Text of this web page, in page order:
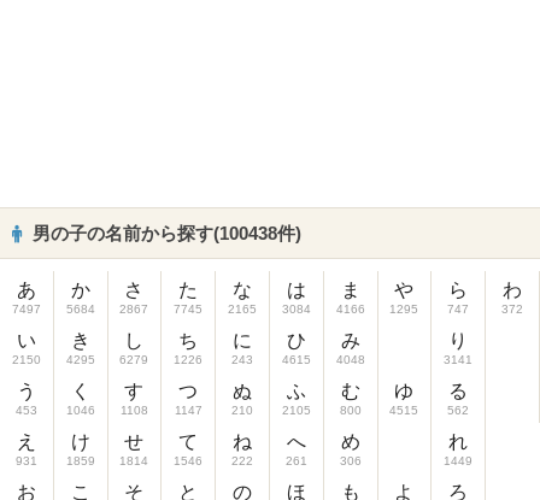
男の子の名前から探す(100438件)
あ
7497
い
2150
う
453
え
931
お
か
5684
き
4295
く
1046
け
1859
こ
さ
2867
し
6279
す
1108
せ
1814
そ
た
7745
ち
1226
つ
1147
て
1546
と
な
2165
に
243
ぬ
210
ね
222
の
は
3084
ひ
4615
ふ
2105
へ
261
ほ
ま
4166
み
4048
む
800
め
306
も
や
1295
ゆ
4515
よ
ら
747
り
3141
る
562
れ
1449
ろ
わ
372